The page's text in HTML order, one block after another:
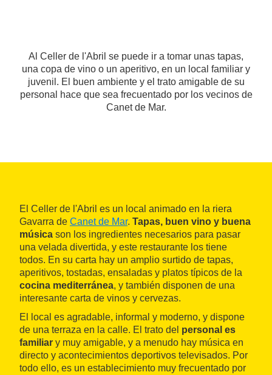
Al Celler de l'Abril se puede ir a tomar unas tapas,
una copa de vino o un aperitivo, en un local familiar y
juvenil. El buen ambiente y el trato amigable de su
personal hace que sea frecuentado por los vecinos de
Canet de Mar.
El Celler de l'Abril es un local animado en la riera
Gavarra de Canet de Mar. Tapas, buen vino y buena
música son los ingredientes necesarios para pasar
una velada divertida, y este restaurante los tiene
todos. En su carta hay un amplio surtido de tapas,
aperitivos, tostadas, ensaladas y platos típicos de la
cocina mediterránea, y también disponen de una
interesante carta de vinos y cervezas.
El local es agradable, informal y moderno, y dispone
de una terraza en la calle. El trato del personal es
familiar y muy amigable, y a menudo hay música en
directo y acontecimientos deportivos televisados. Por
todo ello, es un establecimiento muy frecuentado por